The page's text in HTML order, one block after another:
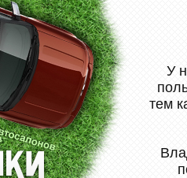
У
тем